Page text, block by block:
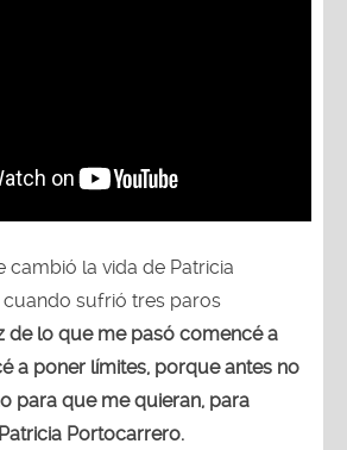
cambió la vida de Patricia
sufrió tres paros
de lo que me pasó comencé a
a poner límites, porque antes no
para que me quieran, para
Patricia Portocarrero.